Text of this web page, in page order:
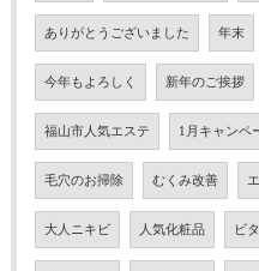
ありがとうございました 年末
今年もよろしく 新年のご挨拶
福山市人気エステ 1月キャンペ
毛穴のお掃除 むくみ改善
大人ニキビ 人気化粧品 ビ